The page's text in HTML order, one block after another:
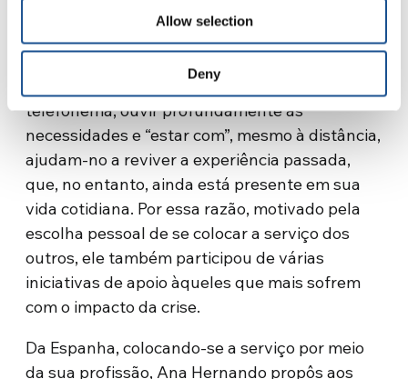
Allow selection
Deny
escolha que se renova constantemente. Ele,
mesmo à distância, encontrou uma maneira de
compartilhou seu voluntariado no Quênia. Um
telefonema, ouvir profundamente as
necessidades e “estar com”, mesmo à distância,
ajudam-no a reviver a experiência passada,
que, no entanto, ainda está presente em sua
vida cotidiana. Por essa razão, motivado pela
escolha pessoal de se colocar a serviço dos
outros, ele também participou de várias
iniciativas de apoio àqueles que mais sofrem
com o impacto da crise.
Da Espanha, colocando-se a serviço por meio
da sua profissão, Ana Hernando propôs aos